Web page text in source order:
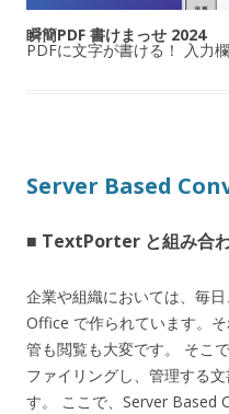
瞬簡PDF 書けまっせ 2024
PDFに文字が書ける！ 入力
Server Based
■ TextPorter と組み合
企業や組織においては、毎
Office で作られています。
管も閲覧も大変です。 そこ
ファイリングし、管理する
す。 ここで、Server Based